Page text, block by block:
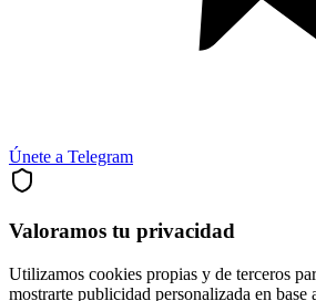
Únete a Telegram
Valoramos tu privacidad
Utilizamos cookies propias y de terceros
mostrarte publicidad personalizada en base